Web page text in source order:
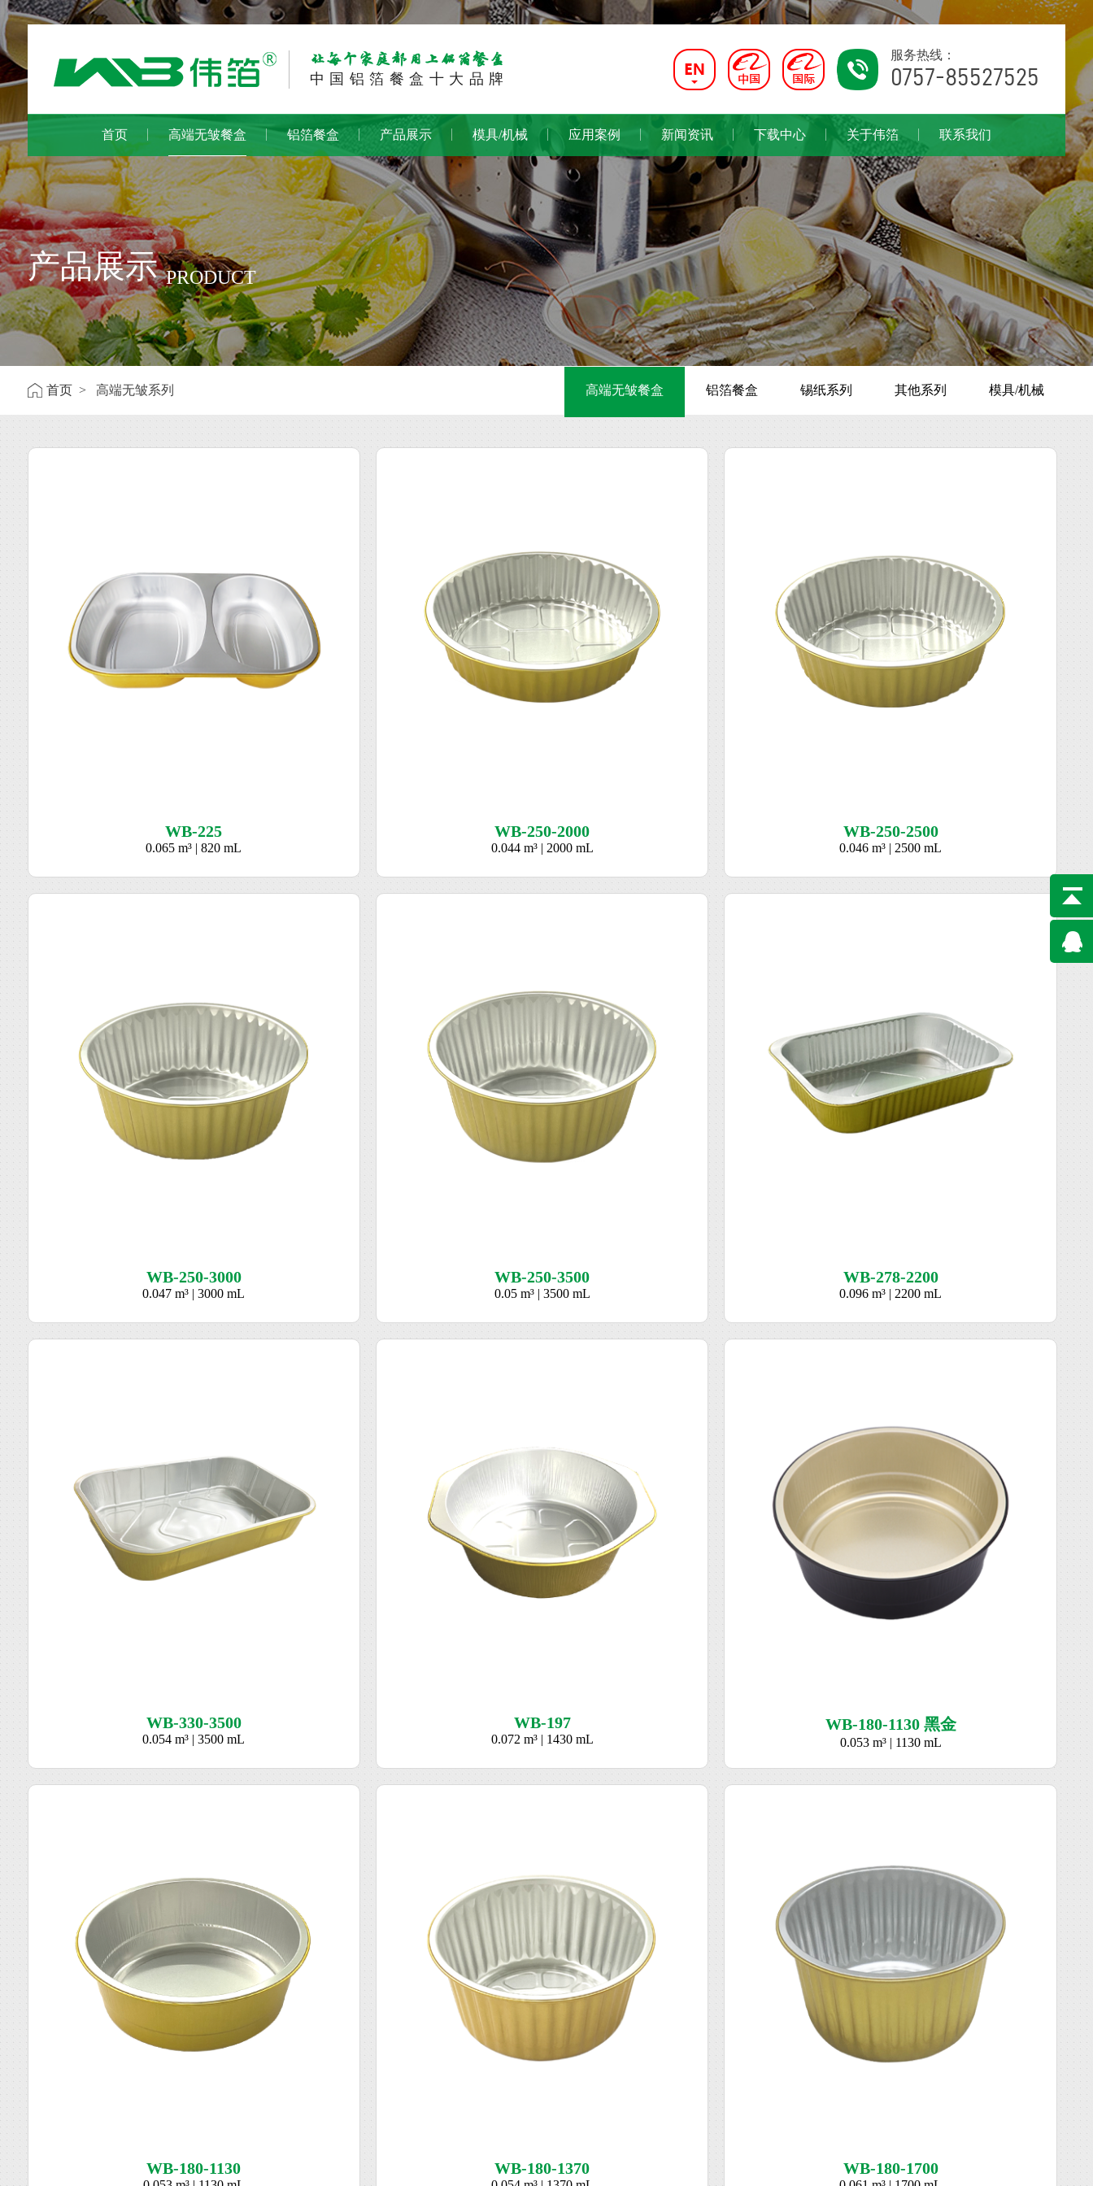
让每个家庭都用上铝箔餐盒
中国铝箔餐盒十大品牌
服务热线：
0757-85527525
首页 高端无皱餐盒 铝箔餐盒 产品展示 模具/机械 应用案例 新闻资讯 下载中心 关于伟箔 联系我们
产品展示 PRODUCT
首页 > 高端无皱系列 高端无皱餐盒 铝箔餐盒 锡纸系列 其他系列 模具/机械
WB-225
0.065 m³ | 820 mL
WB-250-2000
0.044 m³ | 2000 mL
WB-250-2500
0.046 m³ | 2500 mL
WB-250-3000
0.047 m³ | 3000 mL
WB-250-3500
0.05 m³ | 3500 mL
WB-278-2200
0.096 m³ | 2200 mL
WB-330-3500
0.054 m³ | 3500 mL
WB-197
0.072 m³ | 1430 mL
WB-180-1130 黑金
0.053 m³ | 1130 mL
WB-180-1130 WB-180-1370 WB-180-1700